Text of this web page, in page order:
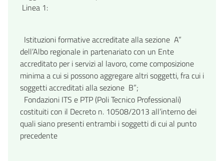
Linea 1:
Istituzioni formative accreditate alla sezione A”
dell’Albo regionale in partenariato con un Ente
accreditato per i servizi al lavoro, come composizione
minima a cui si possono aggregare altri soggetti, fra cui i
soggetti accreditati alla sezione B”;
Fondazioni ITS e PTP (Poli Tecnico Professionali)
costituiti con il Decreto n. 10508/2013 all’interno dei
quali siano presenti entrambi i soggetti di cui al punto
precedente